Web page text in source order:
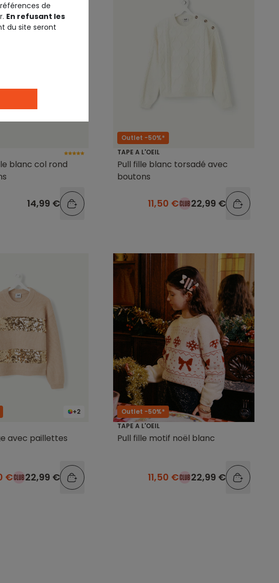
blanc col rond
14,99 €
Outlet -50%*
TAPE A L'OEIL
Pull fille blanc torsadé avec
boutons
11,50 € 22,99 €
+2
avec paillettes
€ 22,99 €
Outlet -50%*
TAPE A L'OEIL
Pull fille motif noël blanc
11,50 € 22,99 €
de
En refusant les
du site seront